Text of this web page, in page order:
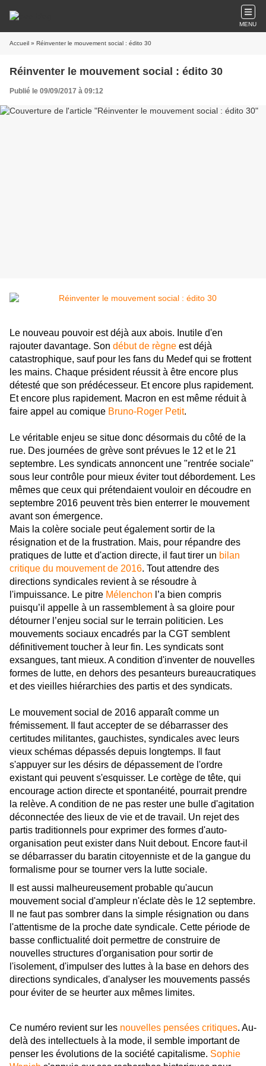
MENU
Accueil » Réinventer le mouvement social : édito 30
Réinventer le mouvement social : édito 30
Publié le 09/09/2017 à 09:12
Le nouveau pouvoir est déjà aux abois. Inutile d'en
rajouter davantage. Son début de règne est déjà
catastrophique, sauf pour les fans du Medef qui se frottent
les mains. Chaque président réussit à être encore plus
détesté que son prédécesseur. Et encore plus rapidement.
Et encore plus rapidement. Macron en est même réduit à
faire appel au comique Bruno-Roger Petit.
Le véritable enjeu se situe donc désormais du côté de la
rue. Des journées de grève sont prévues le 12 et le 21
septembre. Les syndicats annoncent une "rentrée sociale"
sous leur contrôle pour mieux éviter tout débordement. Les
mêmes que ceux qui prétendaient vouloir en découdre en
septembre 2016 peuvent très bien enterrer le mouvement
avant son émergence.
Mais la colère sociale peut également sortir de la
résignation et de la frustration. Mais, pour répandre des
pratiques de lutte et d'action directe, il faut tirer un bilan
critique du mouvement de 2016. Tout attendre des
directions syndicales revient à se résoudre à
l'impuissance. Le pitre Mélenchon l’a bien compris
puisqu’il appelle à un rassemblement à sa gloire pour
détourner l’enjeu social sur le terrain politicien. Les
mouvements sociaux encadrés par la CGT semblent
définitivement toucher à leur fin. Les syndicats sont
exsangues, tant mieux. A condition d'inventer de nouvelles
formes de lutte, en dehors des pesanteurs bureaucratiques
et des vieilles hiérarchies des partis et des syndicats.
Le mouvement social de 2016 apparaît comme un
frémissement. Il faut accepter de se débarrasser des
certitudes militantes, gauchistes, syndicales avec leurs
vieux schémas dépassés depuis longtemps. Il faut
s'appuyer sur les désirs de dépassement de l'ordre
existant qui peuvent s'esquisser. Le cortège de tête, qui
encourage action directe et spontanéité, pourrait prendre
la relève. A condition de ne pas rester une bulle d'agitation
déconnectée des lieux de vie et de travail. Un rejet des
partis traditionnels pour exprimer des formes d'auto-
organisation peut exister dans Nuit debout. Encore faut-il
se débarrasser du baratin citoyenniste et de la gangue du
formalisme pour se tourner vers la lutte sociale.
Il est aussi malheureusement probable qu'aucun
mouvement social d'ampleur n'éclate dès le 12 septembre.
Il ne faut pas sombrer dans la simple résignation ou dans
l'attentisme de la proche date syndicale. Cette période de
basse conflictualité doit permettre de construire de
nouvelles structures d'organisation pour sortir de
l'isolement, d'impulser des luttes à la base en dehors des
directions syndicales, d'analyser les mouvements passés
pour éviter de se heurter aux mêmes limites.
Ce numéro revient sur les nouvelles pensées critiques. Au-
delà des intellectuels à la mode, il semble important de
penser les évolutions de la société capitalisme. Sophie